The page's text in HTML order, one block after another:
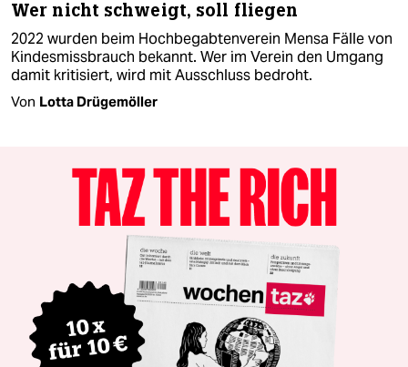
Wer nicht schweigt, soll fliegen
2022 wurden beim Hochbegabtenverein Mensa Fälle von
Kindesmissbrauch bekannt. Wer im Verein den Umgang
damit kritisiert, wird mit Ausschluss bedroht.
Von Lotta Drügemöller